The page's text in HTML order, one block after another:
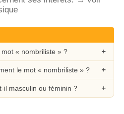
« nombriliste » ?
le mot « nombriliste » ?
il masculin ou féminin ?